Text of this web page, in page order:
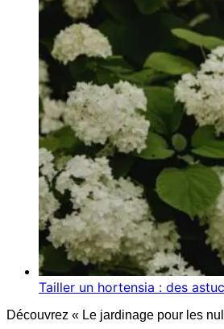
Tailler un hortensia : des
Découvrez « Le jardinage pour les